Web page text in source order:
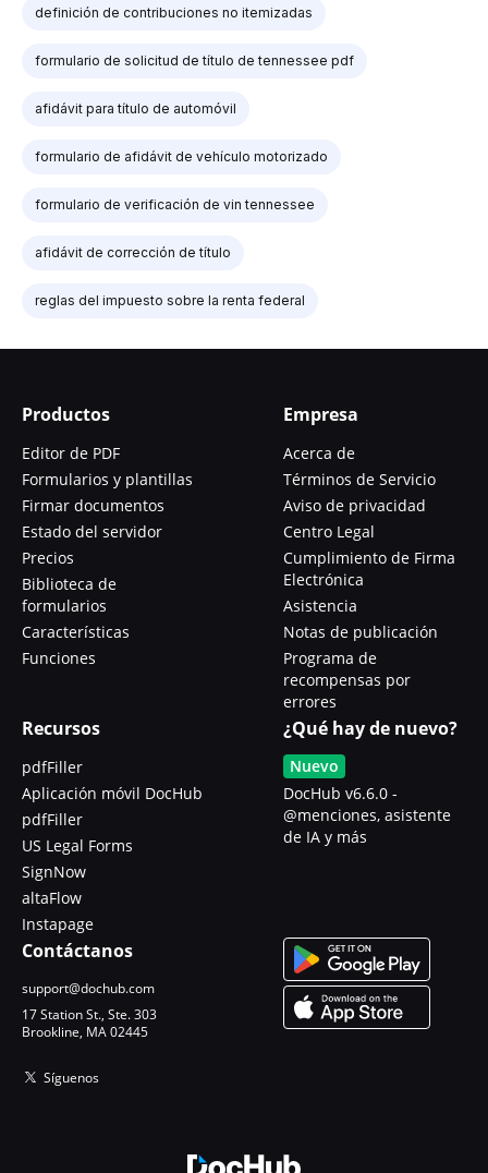
definición de contribuciones no itemizadas
formulario de solicitud de título de tennessee pdf
afidávit para título de automóvil
formulario de afidávit de vehículo motorizado
formulario de verificación de vin tennessee
afidávit de corrección de título
reglas del impuesto sobre la renta federal
Productos
Editor de PDF
Formularios y plantillas
Firmar documentos
Estado del servidor
Precios
Biblioteca de
formularios
Características
Funciones
Empresa
Acerca de
Términos de Servicio
Aviso de privacidad
Centro Legal
Cumplimiento de Firma
Electrónica
Asistencia
Notas de publicación
Programa de
recompensas por
errores
Recursos
pdfFiller
Aplicación móvil DocHub
pdfFiller
US Legal Forms
SignNow
altaFlow
Instapage
¿Qué hay de nuevo?
Nuevo
DocHub v6.6.0 -
@menciones, asistente
de IA y más
Contáctanos
support@dochub.com
17 Station St., Ste. 303
Brookline, MA 02445
Síguenos